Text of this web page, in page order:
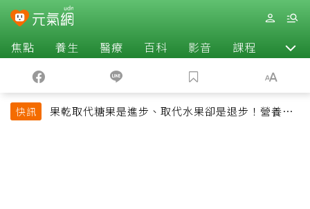
焦點 養生 醫療 百科 影音 課程 退休
快訊
果乾取代糖果是進步、取代水果卻是退步！營養師